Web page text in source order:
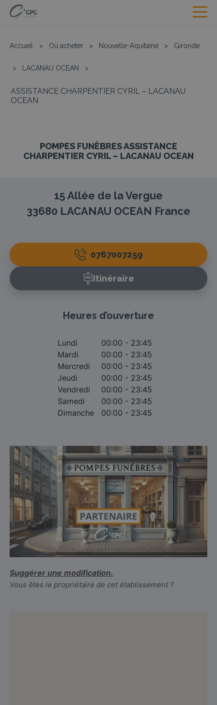
Accueil > Où acheter > Nouvelle-Aquitaine > Gironde
> LACANAU OCEAN >
ASSISTANCE CHARPENTIER CYRIL – LACANAU
OCEAN
POMPES FUNÈBRES ASSISTANCE
CHARPENTIER CYRIL – LACANAU OCEAN
15 Allée de la Vergue
33680 LACANAU OCEAN France
0767007259
Itinéraire
Heures d’ouverture
Lundi
00:00 - 23:45
Mardi
00:00 - 23:45
Mercredi
00:00 - 23:45
Jeudi
00:00 - 23:45
Vendredi
00:00 - 23:45
Samedi
00:00 - 23:45
Dimanche
00:00 - 23:45
Suggérer une modification.
Vous êtes le propriétaire de cet établissement ?